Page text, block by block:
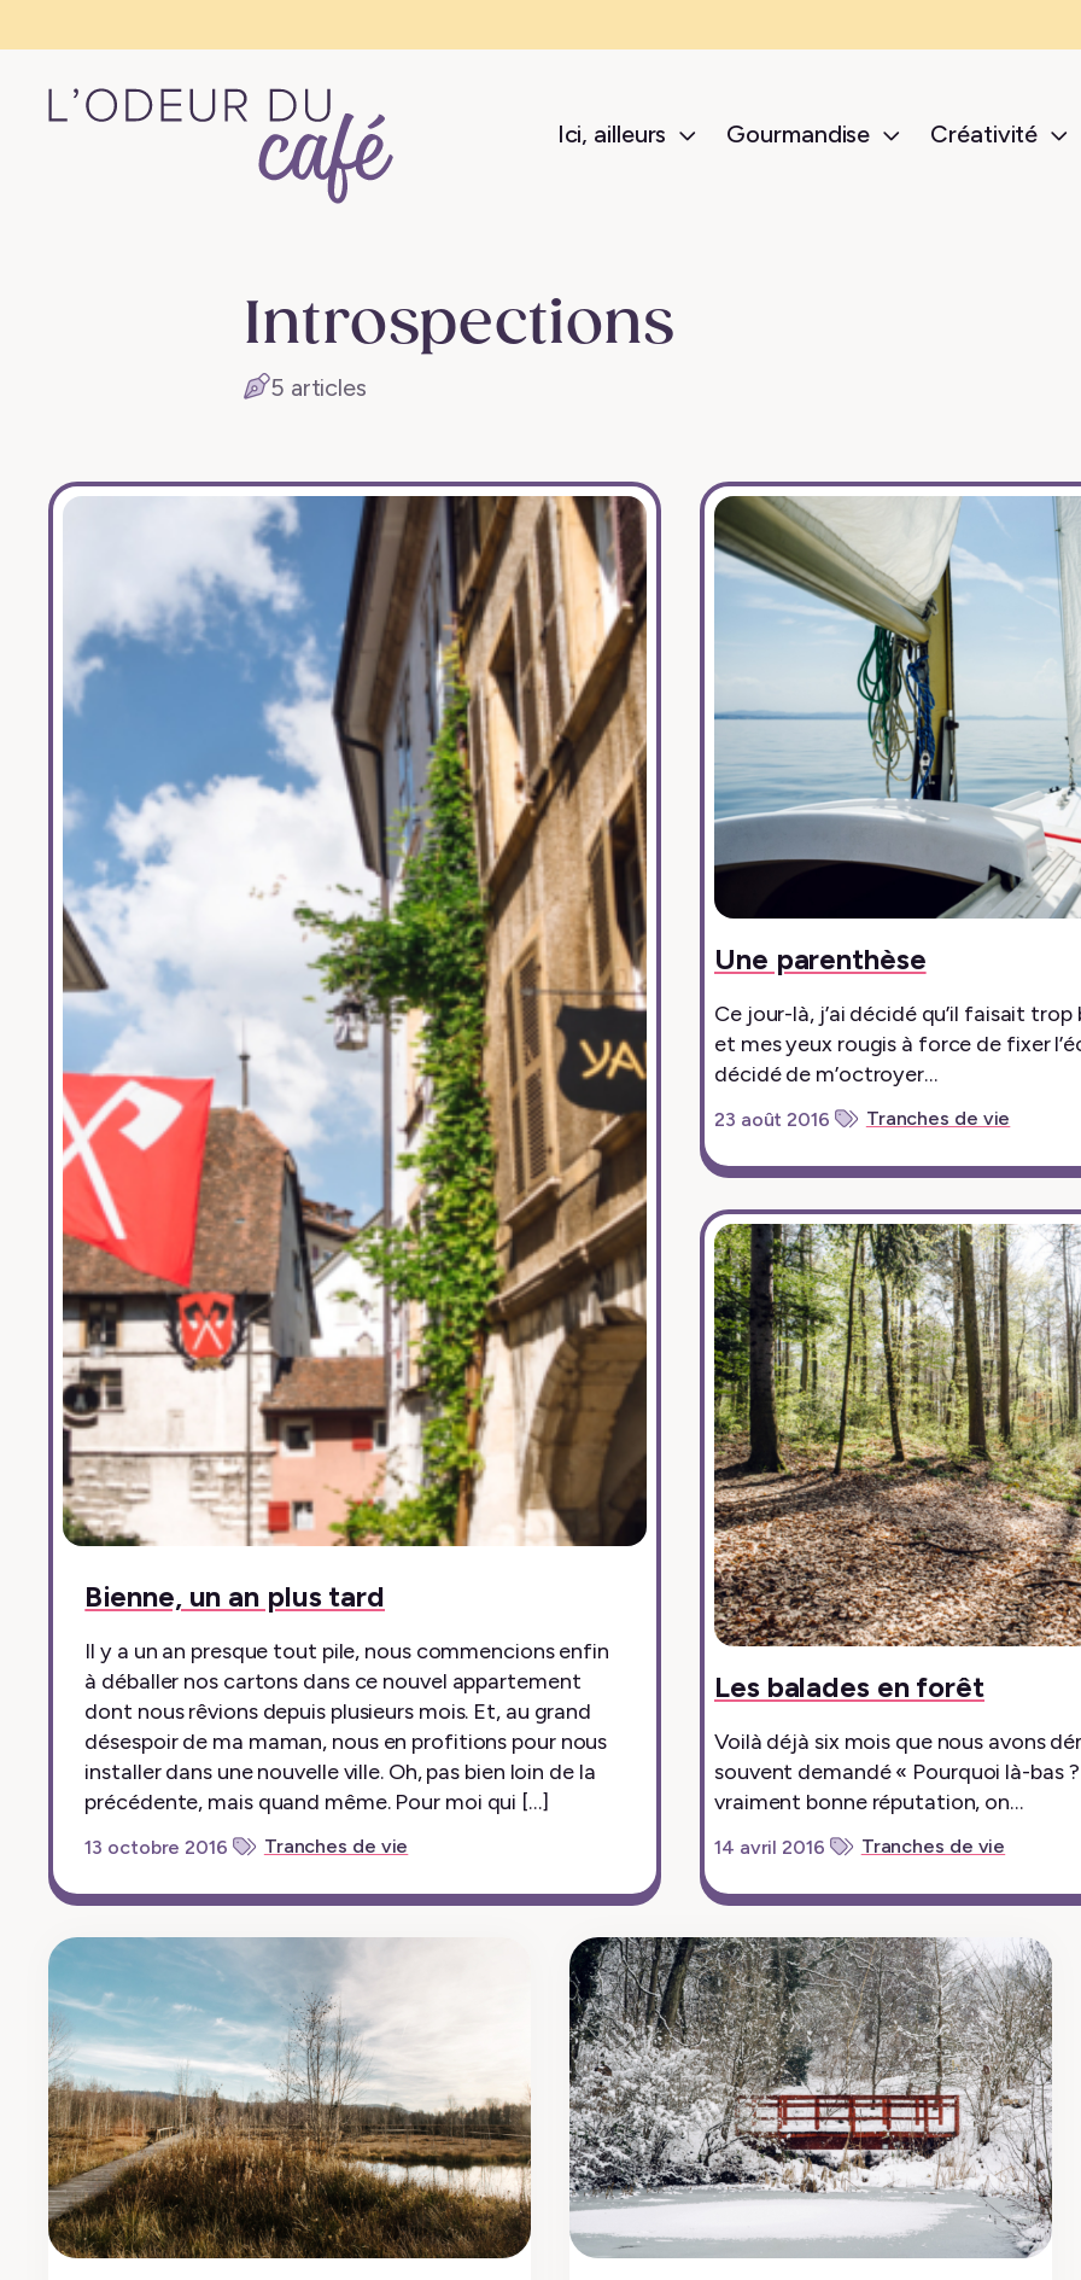
recettes
Ici, ailleurs Gourmandise Créativité
Introspections
5 articles
Bienne, un an plus tard
Il y a un an presque tout pile, nous commencions enfin
à déballer nos cartons dans ce nouvel appartement
dont nous rêvions depuis plusieurs mois. Et, au grand
désespoir de ma maman, nous en profitions pour nous
installer dans une nouvelle ville. Oh, pas bien loin de la
précédente, mais quand même. Pour moi qui […]
13 octobre 2016 Tranches de vie
Une parenthèse
Ce jour-là, j’ai décidé qu’il faisait
et mes yeux rougis à force de fixer
décidé de m’octroyer…
23 août 2016 Tranches de vie
Les balades en forêt
Voilà déjà six mois que nous avons
souvent demandé « Pourquoi là-bas
vraiment bonne réputation, on…
14 avril 2016 Tranches de vie